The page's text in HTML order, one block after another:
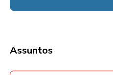
Assuntos